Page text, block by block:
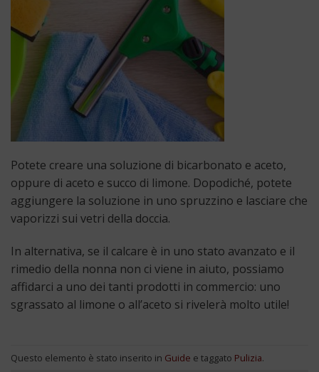
Potete creare una soluzione di bicarbonato e aceto,
oppure di aceto e succo di limone. Dopodiché, potete
aggiungere la soluzione in uno spruzzino e lasciare che
vaporizzi sui vetri della doccia.
In alternativa, se il calcare è in uno stato avanzato e il
rimedio della nonna non ci viene in aiuto, possiamo
affidarci a uno dei tanti prodotti in commercio: uno
sgrassato al limone o all’aceto si rivelerà molto utile!
Questo elemento è stato inserito in Guide e taggato Pulizia.